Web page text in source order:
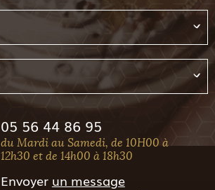
05 56 44 86 95
du Mardi au Samedi, de 10H00 à
12h30 et de 14h00 à 18h30
Envoyer un message